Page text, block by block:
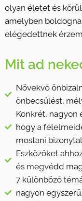
olyan életet és
amelyben
elégedettnek érzem
Mit ad
Növekvő
önbecsülést,
Konkrét, nagyon
hogy a
mostani
Eszközöket
és megvédd
7 különböző
nagyon